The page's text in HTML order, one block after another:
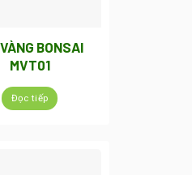
BONSAI
MVT01
Đọc tiếp